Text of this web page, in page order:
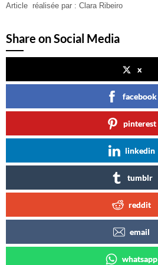
Article réalisée par : Clara Ribeiro
Share on Social Media
x
facebook
pinterest
linkedin
tumblr
reddit
email
whatsapp